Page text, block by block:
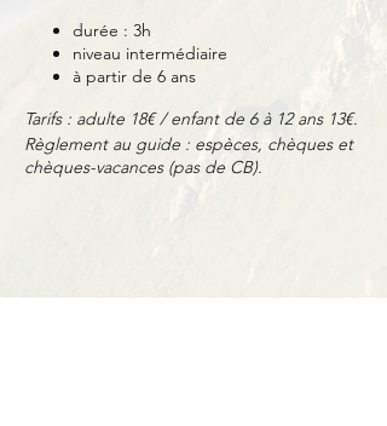
durée : 3h
niveau intermédiaire
à partir de 6 ans
Tarifs : adulte 18€ / enfant de 6 à 12 ans 13€.
Règlement au guide : espèces, chèques et
chèques-vacances (pas de CB).